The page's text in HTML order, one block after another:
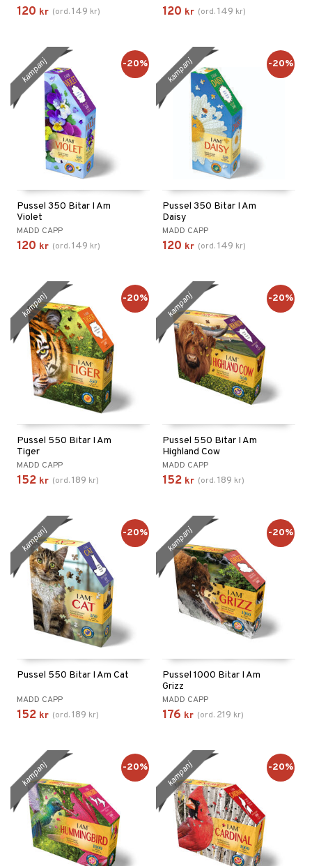
120 kr (ord.149 kr) 120 kr (ord.149 kr)
Pussel 350 Bitar I Am
Violet
MADD CAPP
120 kr (ord.149 kr)
kampanj -20%
Pussel 350 Bitar I Am
Daisy
MADD CAPP
120 kr (ord.149 kr)
kampanj -20%
Pussel 550 Bitar I Am
Tiger
MADD CAPP
152 kr (ord.189 kr)
kampanj -20%
Pussel 550 Bitar I Am
Highland Cow
MADD CAPP
152 kr (ord.189 kr)
kampanj -20%
Pussel 550 Bitar I Am Cat
MADD CAPP
152 kr (ord.189 kr)
kampanj -20%
Pussel 1000 Bitar I Am
Grizz
MADD CAPP
176 kr (ord. 219 kr)
kampanj -20%
kampanj -20% kampanj -20%